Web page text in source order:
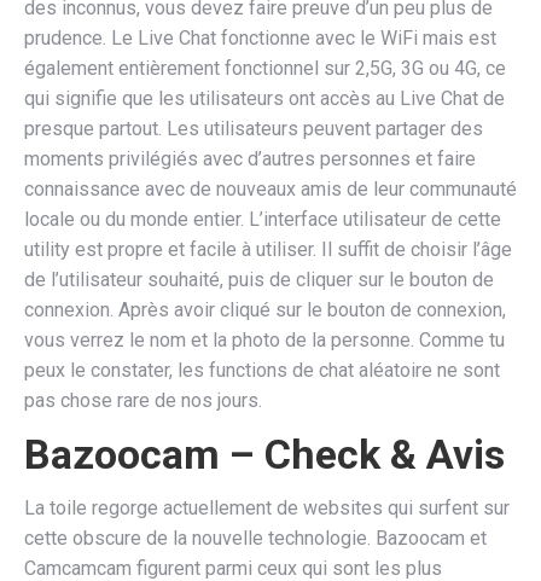
des inconnus, vous devez faire preuve d’un peu plus de
prudence. Le Live Chat fonctionne avec le WiFi mais est
également entièrement fonctionnel sur 2,5G, 3G ou 4G, ce
qui signifie que les utilisateurs ont accès au Live Chat de
presque partout. Les utilisateurs peuvent partager des
moments privilégiés avec d’autres personnes et faire
connaissance avec de nouveaux amis de leur communauté
locale ou du monde entier. L’interface utilisateur de cette
utility est propre et facile à utiliser. Il suffit de choisir l’âge
de l’utilisateur souhaité, puis de cliquer sur le bouton de
connexion. Après avoir cliqué sur le bouton de connexion,
vous verrez le nom et la photo de la personne. Comme tu
peux le constater, les functions de chat aléatoire ne sont
pas chose rare de nos jours.
Bazoocam – Check & Avis
La toile regorge actuellement de websites qui surfent sur
cette obscure de la nouvelle technologie. Bazoocam et
Camcamcam figurent parmi ceux qui sont les plus